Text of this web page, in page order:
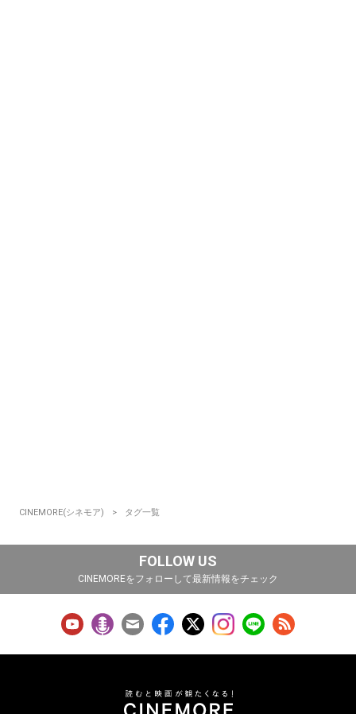
CINEMORE(シネモア) タグ一覧
FOLLOW US
CINEMOREをフォローして最新情報をチェック